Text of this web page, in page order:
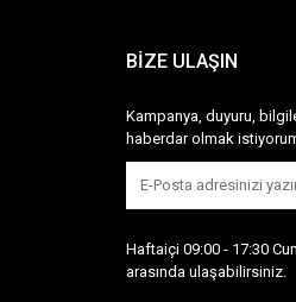
BİZE ULAŞIN
Kampanya, duyuru,
haberdar olmak
Haftaiçi 09:00 - 17:30
arasında ulaşabilirsiniz.